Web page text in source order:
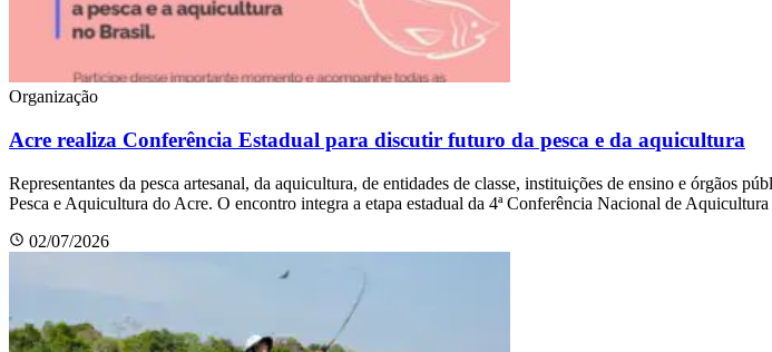
Organização
Acre realiza Conferência Estadual para discutir futuro da pesca e da aquicultura
Representantes da pesca artesanal, da aquicultura, de entidades de classe, instituições de ensino e órgãos
Pesca e Aquicultura do Acre. O encontro integra a etapa estadual da 4ª Conferência Nacional de
02/07/2026